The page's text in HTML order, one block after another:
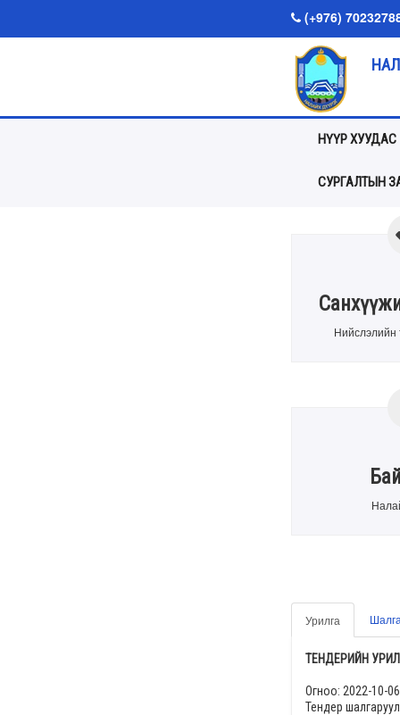
(+976)
НҮҮР ХУУДАС
СУРГАЛТЫН
Нийслэлийн
Урилга
ТЕНДЕРИЙН
Огноо: 2022-10-06
Тендер